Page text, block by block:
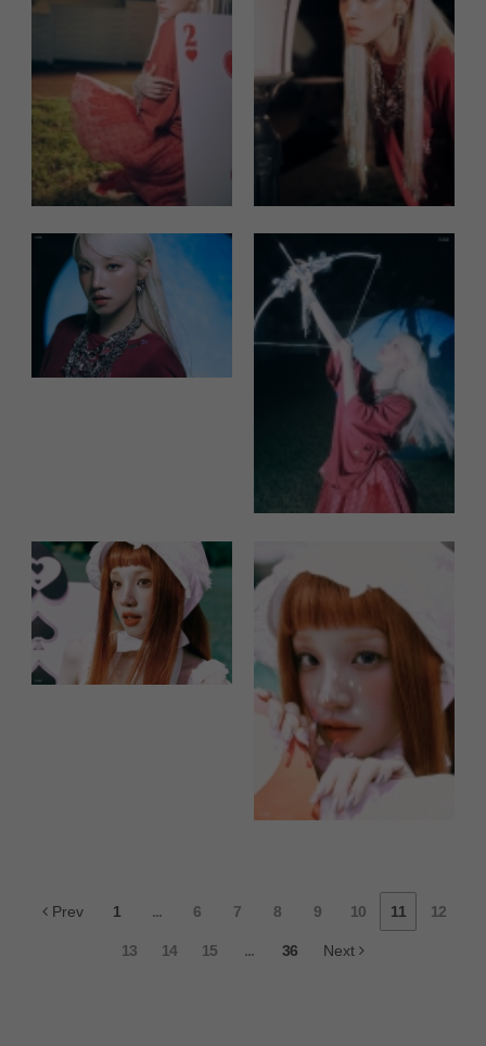
Prev 1 ... 6 7 8 9 10 11 12
13 14 15 ... 36 Next